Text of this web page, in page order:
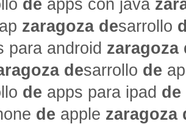
de apps con java
zaragoza desarrollo
para android zaragoza
desarrollo de
de apps para ipad de
de apple zaragoza